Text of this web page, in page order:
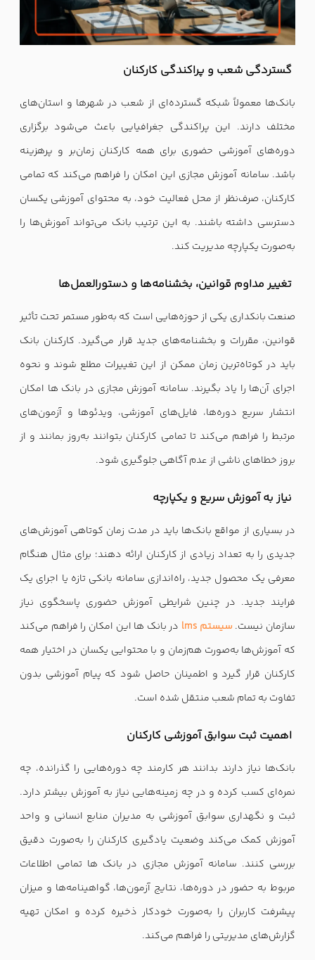
گستردگی شعب و پراکندگی کارکنان
بانک‌ها معمولاً شبکه گسترده‌ای از شعب در شهرها و استان‌های
مختلف دارند. این پراکندگی جغرافیایی باعث می‌شود برگزاری
دوره‌های آموزشی حضوری برای همه کارکنان زمان‌بر و پرهزینه
باشد. سامانه آموزش مجازی این امکان را فراهم می‌کند که تمامی
کارکنان، صرف‌نظر از محل فعالیت خود، به محتوای آموزشی یکسان
دسترسی داشته باشند. به این ترتیب بانک می‌تواند آموزش‌ها را
به‌صورت یکپارچه مدیریت کند.
تغییر مداوم قوانین، بخشنامه‌ها و دستورالعمل‌ها
صنعت بانکداری یکی از حوزه‌هایی است که به‌طور مستمر تحت تأثیر
قوانین، مقررات و بخشنامه‌های جدید قرار می‌گیرد. کارکنان بانک
باید در کوتاه‌ترین زمان ممکن از این تغییرات مطلع شوند و نحوه
اجرای آن‌ها را یاد بگیرند. سامانه آموزش مجازی در بانک ها امکان
انتشار سریع دوره‌ها، فایل‌های آموزشی، ویدئوها و آزمون‌های
مرتبط را فراهم می‌کند تا تمامی کارکنان بتوانند به‌روز بمانند و از
بروز خطاهای ناشی از عدم آگاهی جلوگیری شود.
نیاز به آموزش سریع و یکپارچه
در بسیاری از مواقع بانک‌ها باید در مدت زمان کوتاهی آموزش‌های
جدیدی را به تعداد زیادی از کارکنان ارائه دهند؛ برای مثال هنگام
معرفی یک محصول جدید، راه‌اندازی سامانه بانکی تازه یا اجرای یک
فرایند جدید. در چنین شرایطی آموزش حضوری پاسخگوی نیاز
سازمان نیست. سیستم lms
در بانک ها این امکان را فراهم می‌کند
که آموزش‌ها به‌صورت هم‌زمان و با محتوایی یکسان در اختیار همه
کارکنان قرار گیرد و اطمینان حاصل شود که پیام آموزشی بدون
تفاوت به تمام شعب منتقل شده است.
اهمیت ثبت سوابق آموزشی کارکنان
بانک‌ها نیاز دارند بدانند هر کارمند چه دوره‌هایی را گذرانده، چه
نمره‌ای کسب کرده و در چه زمینه‌هایی نیاز به آموزش بیشتر دارد.
ثبت و نگهداری سوابق آموزشی به مدیران منابع انسانی و واحد
آموزش کمک می‌کند وضعیت یادگیری کارکنان را به‌صورت دقیق
بررسی کنند. سامانه آموزش مجازی در بانک ها تمامی اطلاعات
مربوط به حضور در دوره‌ها، نتایج آزمون‌ها، گواهینامه‌ها و میزان
پیشرفت کاربران را به‌صورت خودکار ذخیره کرده و امکان تهیه
گزارش‌های مدیریتی را فراهم می‌کند.